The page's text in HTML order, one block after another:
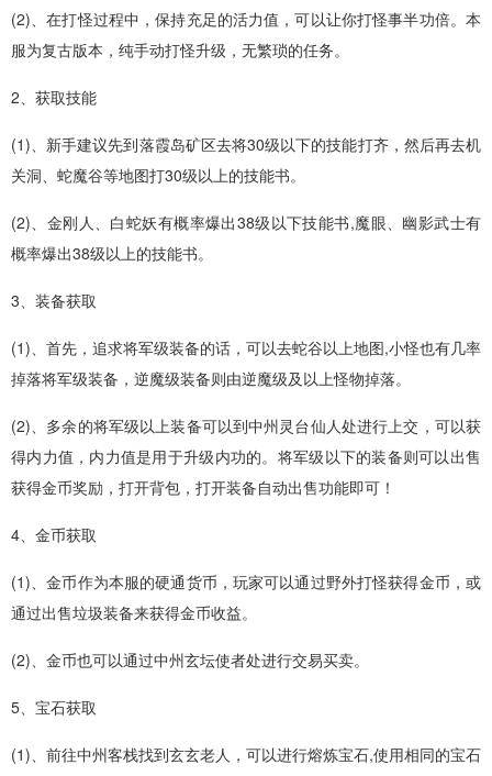
(2)、在打怪过程中，保持充足的活力值，可以让你打怪事半功倍。本
服为复古版本，纯手动打怪升级，无繁琐的任务。
2、获取技能
(1)、新手建议先到落霞岛矿区去将30级以下的技能打齐，然后再去机
关洞、蛇魔谷等地图打30级以上的技能书。
(2)、金刚人、白蛇妖有概率爆出38级以下技能书,魔眼、幽影武士有
概率爆出38级以上的技能书。
3、装备获取
(1)、首先，追求将军级装备的话，可以去蛇谷以上地图,小怪也有几率
掉落将军级装备，逆魔级装备则由逆魔级及以上怪物掉落。
(2)、多余的将军级以上装备可以到中州灵台仙人处进行上交，可以获
得内力值，内力值是用于升级内功的。将军级以下的装备则可以出售
获得金币奖励，打开背包，打开装备自动出售功能即可！
4、金币获取
(1)、金币作为本服的硬通货币，玩家可以通过野外打怪获得金币，或
通过出售垃圾装备来获得金币收益。
(2)、金币也可以通过中州玄坛使者处进行交易买卖。
5、宝石获取
(1)、前往中州客栈找到玄玄老人，可以进行熔炼宝石,使用相同的宝石